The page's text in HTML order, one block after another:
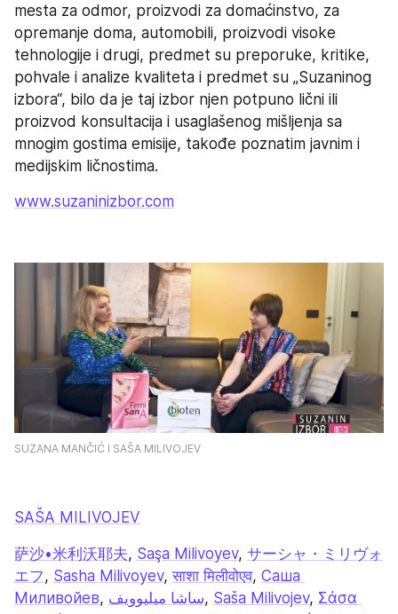
mesta za odmor, proizvodi za domaćinstvo, za
opremanje doma, automobili, proizvodi visoke
tehnologije i drugi, predmet su preporuke, kritike,
pohvale i analize kvaliteta i predmet su „Suzaninog
izbora“, bilo da je taj izbor njen potpuno lični ili
proizvod konsultacija i usaglašenog mišljenja sa
mnogim gostima emisije, takođe poznatim javnim i
medijskim ličnostima.
www.suzaninizbor.com
SUZANA MANČIĆ I SAŠA MILIVOJEV
SAŠA MILIVOJEV
萨沙•米利沃耶夫, Saşa Milivoyev, サーシャ・ミリヴォ
エフ, Sasha Milivoyev, साशा मिलीवोएव, Саша
Миливойев, ساشا میلیوویف, Saša Milivojev, Σάσα